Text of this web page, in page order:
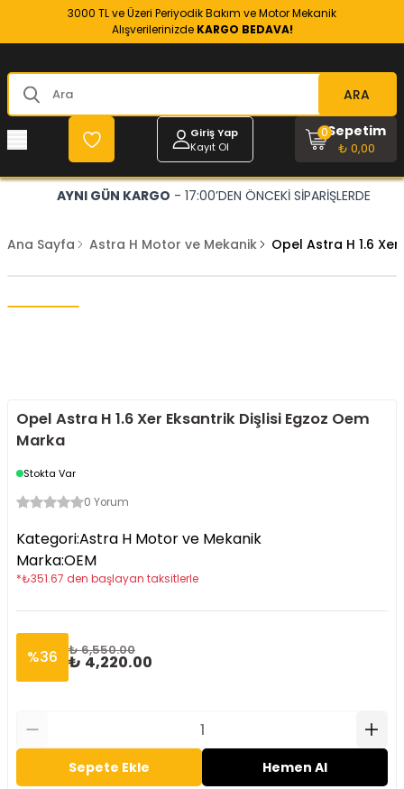
3000 TL ve Üzeri Periyodik Bakım ve Motor Mekanik
Alışverilerinizde KARGO BEDAVA!
ARA
Giriş Yap
Kayıt Ol
Sepetim
₺ 0,00
0
AYNI GÜN KARGO - 17:00’DEN ÖNCEKİ SİPARİŞLERDE
Ana Sayfa Astra H Motor ve Mekanik Opel Astra H 1.6
Opel Astra H 1.6 Xer Eksantrik Dişlisi Egzoz Oem
Marka
Stokta Var
0 Yorum
Kategori:Astra H Motor ve Mekanik
Marka:OEM
*₺351.67 den başlayan taksitlerle
%36 ₺ 6,550.00
₺ 4,220.00
Sepete Ekle Hemen Al